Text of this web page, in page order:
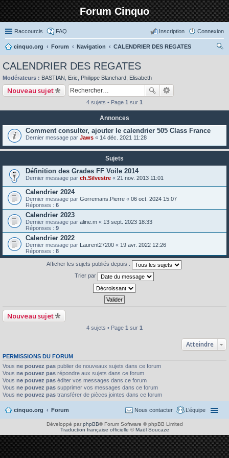
Forum Cinquo
Raccourcis FAQ Connexion
Inscription
cinquo.org Forum Navigation
CALENDRIER DES REGATES
CALENDRIER DES REGATES
Modérateurs : BASTIAN Eric Philippe Blanchard Elisabeth
Nouveau sujet
4 sujets • Page 1 sur 1
Annonces
Comment consulter, ajouter le calendrier 505 Class France
Dernier message par Jaws « 14 déc. 2021 11:28
Sujets
Définition des Grades FF Voile 2014
Dernier message par ch.Silvestre « 21 nov. 2013 11:01
Calendrier 2024
Dernier message par Gorremans.Pierre « 06 oct. 2024 15:07
Réponses : 6
Calendrier 2023
Dernier message par aline.m « 13 sept. 2023 18:33
Réponses : 9
Calendrier 2022
Dernier message par Laurent27200 « 19 avr. 2022 12:26
Réponses : 8
Afficher les sujets publiés depuis :
Trier par
Nouveau sujet
4 sujets • Page 1 sur 1
Atteindre
PERMISSIONS DU FORUM
Vous ne pouvez pas publier de nouveaux sujets dans ce forum
Vous ne pouvez pas répondre aux sujets dans ce forum
Vous ne pouvez pas éditer vos messages dans ce forum
Vous ne pouvez pas supprimer vos messages dans ce forum
Vous ne pouvez pas transférer de pièces jointes dans ce forum
cinquo.org Forum L’équipe
Nous contacter
Développé par phpBB® Forum Software © phpBB Limited
Traduction française officielle ©Maël Soucaze